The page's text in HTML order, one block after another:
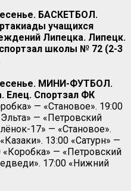
БАСКЕТБОЛ.
учащихся
Липецка. Липецк.
школы № 72 (2-3
МИНИ-ФУТБОЛ.
Елец. Спортзал ФК
— «Становое». 19:00
— «Петровский
17» — «Становое».
13:00 «Сатурн» —
«Коробка» — «Петровский
17:00 «Нижний